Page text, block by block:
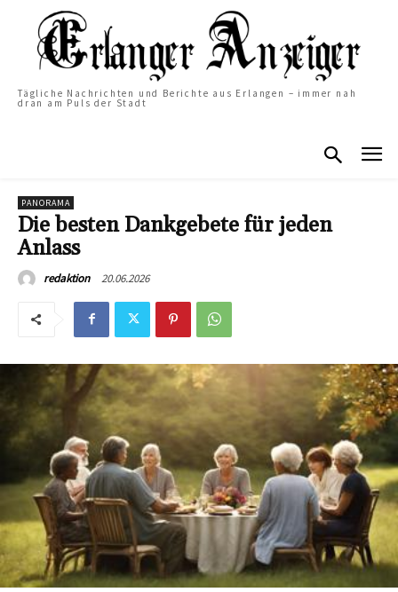
Tägliche Nachrichten und Berichte aus Erlangen – immer nah
dran am Puls der Stadt
PANORAMA
Die besten Dankgebete für jeden
Anlass
redaktion 20.06.2026